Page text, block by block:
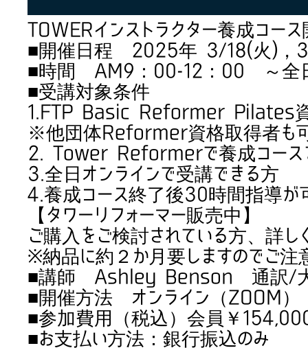
TOWERインストラクター養成コー
■開催日程 2025年 3/18(火)，
■時間 AM9：00-12：00 ～全
■受講対象条件
1.FTP Basic Reformer Pilates
※他団体Reformer資格取得者も
2. Tower Reformerで養成コース
3.全日オンラインで受講できる方
4.養成コース終了後30時間指導が
【タワーリフォーマー販売中】
ご購入をご検討されている方、詳し
※納品に約２か月要しますのでご注
■講師 Ashley Benson 通訳/
■開催方法 オンライン（ZOOM）
■参加費用（税込）会員￥
■お支払い方法：銀行振込のみ